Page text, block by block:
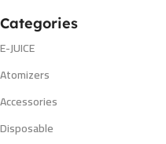
Categories
E-JUICE
Atomizers
Accessories
Disposable